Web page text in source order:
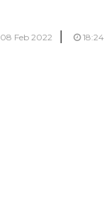
08 Feb 2022 | 18:24